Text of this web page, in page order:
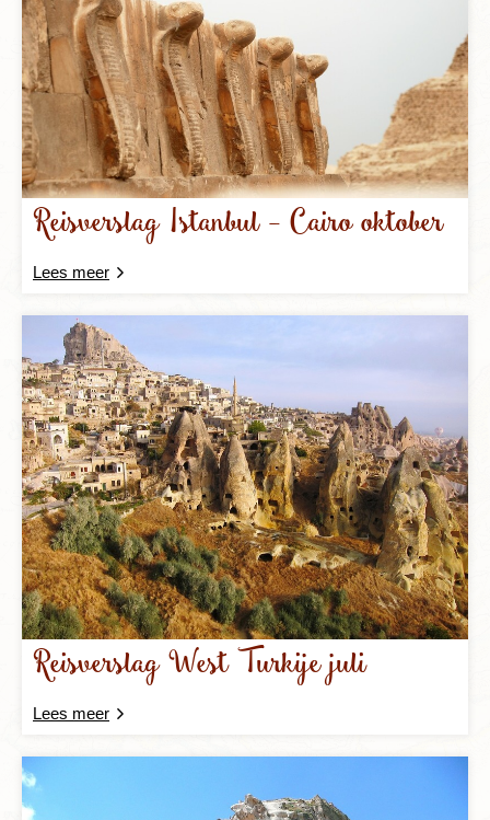
Reisverslag Istanbul - Cairo oktober
Lees meer
Reisverslag West Turkije juli
Lees meer